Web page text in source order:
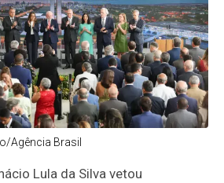
Agência Brasil
Lula da Silva vetou